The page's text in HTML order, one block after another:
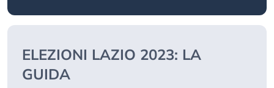
ELEZIONI LAZIO 2023: LA
GUIDA